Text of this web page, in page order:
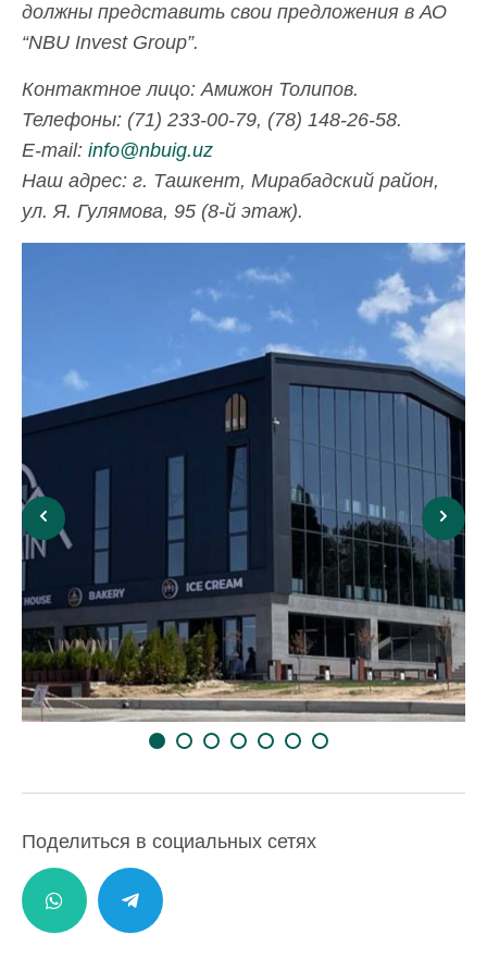
должны представить свои предложения в АО
“NBU Invest Group”.
Контактное лицо: Амижон Толипов.
Телефоны: (71) 233-00-79, (78) 148-26-58.
E-mail: info@nbuig.uz
Наш адрес: г. Ташкент, Мирабадский район,
ул. Я. Гулямова, 95 (8-й этаж).
Поделиться в социальных сетях